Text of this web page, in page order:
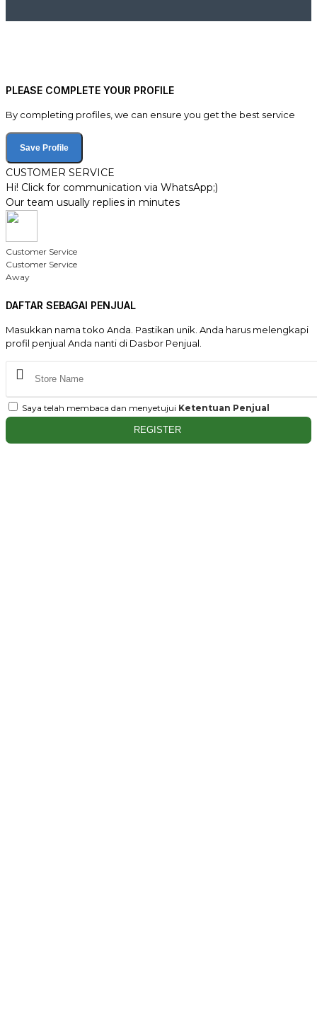
PLEASE COMPLETE YOUR PROFILE
By completing profiles, we can ensure you get the best service
Save Profile
CUSTOMER SERVICE
Hi! Click for communication via WhatsApp;)
Our team usually replies in minutes
Customer Service
Customer Service
Away
DAFTAR SEBAGAI PENJUAL
Masukkan nama toko Anda. Pastikan unik. Anda harus melengkapi
profil penjual Anda nanti di Dasbor Penjual.
Saya telah membaca dan menyetujui Ketentuan Penjual
REGISTER